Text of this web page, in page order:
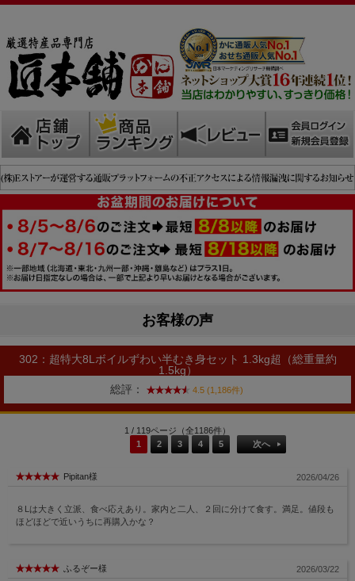
お客様の声
302：超特大8Lボイルずわい半むき身セット 1.3kg超（総重量約
1.5kg）
総評：
4.5 (1,186件)
1 / 119ページ（全1186件）
1
2 3 4 5 次へ
Pipitan様 2026/04/26
８Lは大きく立派、食べ応えあり。家内と二人、２回に分けて食す。満足。値段も
ほどほどで近いうちに再購入かな？
ふるぞー様 2026/03/22